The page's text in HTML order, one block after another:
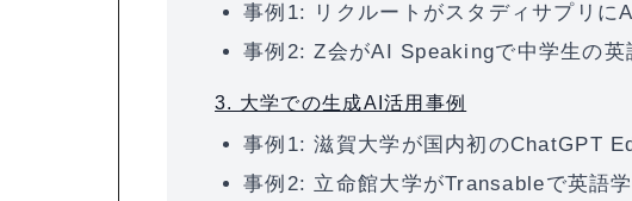
事例1: リクルートがスタディサプリに
事例2: Z会がAI Speakingで中学生の英
3. 大学での生成AI活用事例
事例1: 滋賀大学が国内初のChatGPT
事例2: 立命館大学がTransableで英語